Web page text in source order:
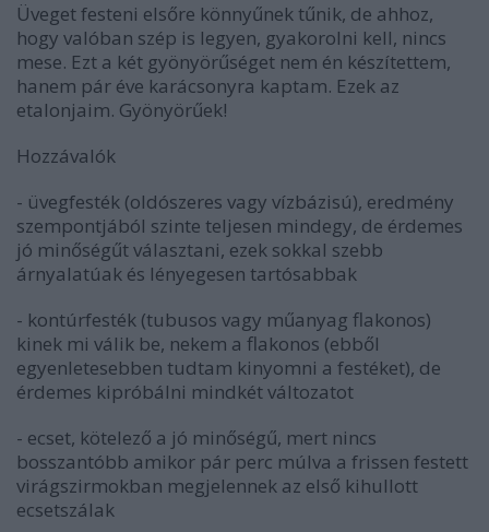
Üveget festeni elsőre könnyűnek tűnik, de ahhoz,
hogy valóban szép is legyen, gyakorolni kell, nincs
mese. Ezt a két gyönyörűséget nem én készítettem,
hanem pár éve karácsonyra kaptam. Ezek az
etalonjaim. Gyönyörűek!
Hozzávalók
- üvegfesték (oldószeres vagy vízbázisú), eredmény
szempontjából szinte teljesen mindegy, de érdemes
jó minőségűt választani, ezek sokkal szebb
árnyalatúak és lényegesen tartósabbak
- kontúrfesték (tubusos vagy műanyag flakonos)
kinek mi válik be, nekem a flakonos (ebből
egyenletesebben tudtam kinyomni a festéket), de
érdemes kipróbálni mindkét változatot
- ecset, kötelező a jó minőségű, mert nincs
bosszantóbb amikor pár perc múlva a frissen festett
virágszirmokban megjelennek az első kihullott
ecsetszálak